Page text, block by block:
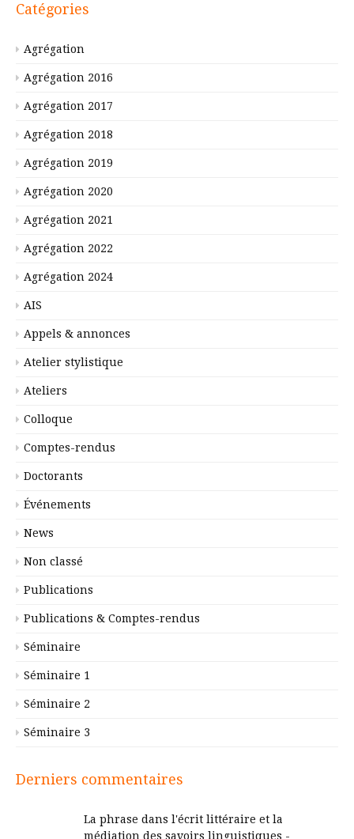
Catégories
Agrégation
Agrégation 2016
Agrégation 2017
Agrégation 2018
Agrégation 2019
Agrégation 2020
Agrégation 2021
Agrégation 2022
Agrégation 2024
AIS
Appels & annonces
Atelier stylistique
Ateliers
Colloque
Comptes-rendus
Doctorants
Événements
News
Non classé
Publications
Publications & Comptes-rendus
Séminaire
Séminaire 1
Séminaire 2
Séminaire 3
Derniers commentaires
La phrase dans l'écrit littéraire et la
médiation des savoirs linguistiques -